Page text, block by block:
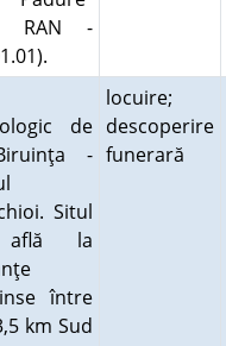
RAN -
de
-
Situl
la
între
km Sud
locuire;
descoperire
funerară